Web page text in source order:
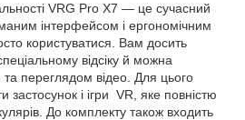
VRG Pro X7 — це сучасний
інтерфейсом і ергономічним
користуватися. Вам досить
відсіку й можна
переглядом відео. Для цього
застосунок і ігри VR, яке повністю
До комплекту також входить